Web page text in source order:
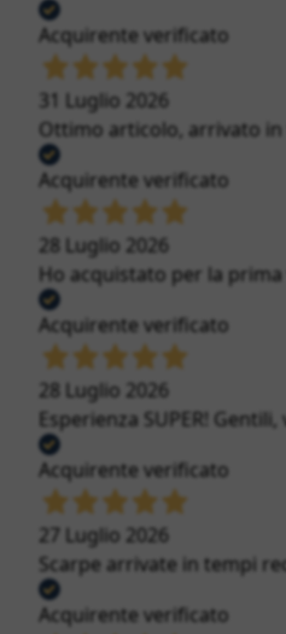
Acquirente verificato
31 Luglio 2026
Ottimo articolo, arrivato
Acquirente verificato
28 Luglio 2026
Ho acquistato per la
Acquirente verificato
28 Luglio 2026
Esperienza SUPER!
Acquirente verificato
27 Luglio 2026
Scarpe arrivate in tempi
Acquirente verificato